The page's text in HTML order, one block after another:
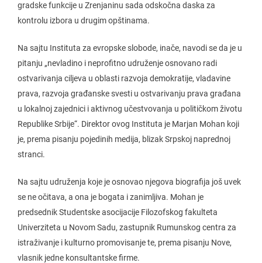
gradske funkcije u Zrenjaninu sada odskočna daska za
kontrolu izbora u drugim opštinama.
Na sajtu Instituta za evropske slobode, inače, navodi se da je u
pitanju „nevladino i neprofitno udruženje osnovano radi
ostvarivanja ciljeva u oblasti razvoja demokratije, vladavine
prava, razvoja građanske svesti u ostvarivanju prava građana
u lokalnoj zajednici i aktivnog učestvovanja u političkom životu
Republike Srbije“. Direktor ovog Instituta je Marjan Mohan koji
je, prema pisanju pojedinih medija, blizak Srpskoj naprednoj
stranci.
Na sajtu udruženja koje je osnovao njegova biografija još uvek
se ne očitava, a ona je bogata i zanimljiva. Mohan je
predsednik Studentske asocijacije Filozofskog fakulteta
Univerziteta u Novom Sadu, zastupnik Rumunskog centra za
istraživanje i kulturno promovisanje te, prema pisanju Nove,
vlasnik jedne konsultantske firme.